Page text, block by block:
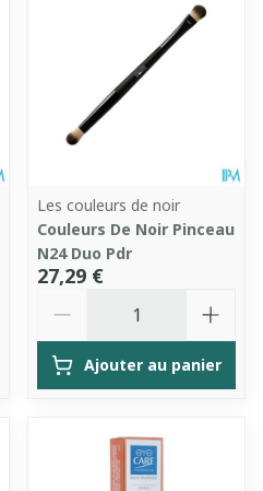
Les couleurs de noir
Couleurs De Noir Pinceau
N24 Duo Pdr
27,29 €
Ajouter au panier